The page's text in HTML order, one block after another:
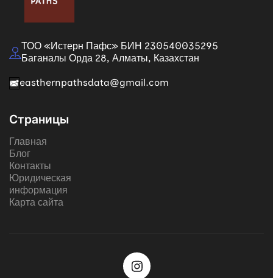
ТОО «Истерн Пафс» БИН 230540035295
Баганалы Орда 28, Алматы, Казахстан
easthernpathsdata@gmail.com
Страницы
Главная
Блог
Контакты
Юридическая
информация
Карта сайта